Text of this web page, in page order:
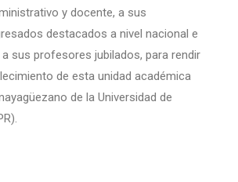
y docente, a sus
destacados a nivel nacional e
sus profesores jubilados, para rendir
de esta unidad académica
de la Universidad de